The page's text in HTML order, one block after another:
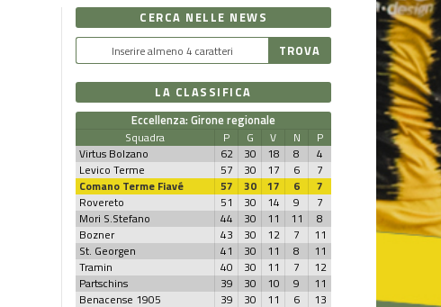
CERCA NELLE NEWS
LA CLASSIFICA
Eccellenza: Girone regionale
Squadra P G V N
P
Virtus Bolzano
62 30 18 8
4
Levico Terme
57 30 17 6
7
Comano Terme Fiavé
57 30 17 6
7
Rovereto
51 30 14 9
7
Mori S.Stefano
44 30 11 11
8
Bozner
43 30 12 7
11
St. Georgen
41 30 11 8
11
Tramin
40 30 11 7
12
Partschins
39 30 10 9
11
Benacense 1905
39 30 11 6
13